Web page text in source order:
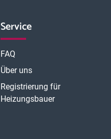
Service
FAQ
Über uns
Registrierung für
Heizungsbauer